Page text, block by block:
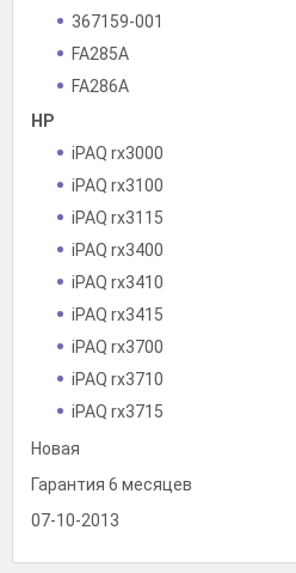
367159-001
FA285A
FA286A
HP
iPAQ rx3000
iPAQ rx3100
iPAQ rx3115
iPAQ rx3400
iPAQ rx3410
iPAQ rx3415
iPAQ rx3700
iPAQ rx3710
iPAQ rx3715
Новая
Гарантия 6 месяцев
07-10-2013